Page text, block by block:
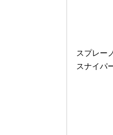
スプレー
スナイパ